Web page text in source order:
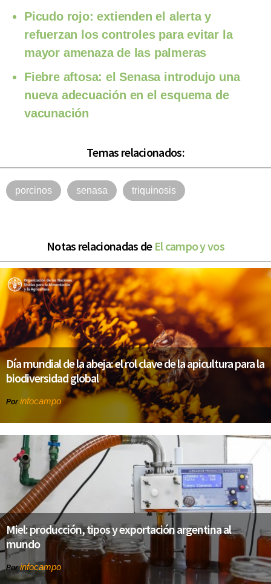
Picudo rojo: extienden el alerta y
refuerzan los controles para evitar la
mayor amenaza de las palmeras
Fiebre aftosa: el Senasa introdujo una
nueva adecuación en el esquema de
vacunación
Temas relacionados:
porcinos senasa triquinosis
Notas relacionadas de El campo y vos
Día mundial de la abeja: el rol clave de la apicultura para la
biodiversidad global
Por infocampo
Miel: producción, tipos y exportación argentina al
mundo
Porinfocampo